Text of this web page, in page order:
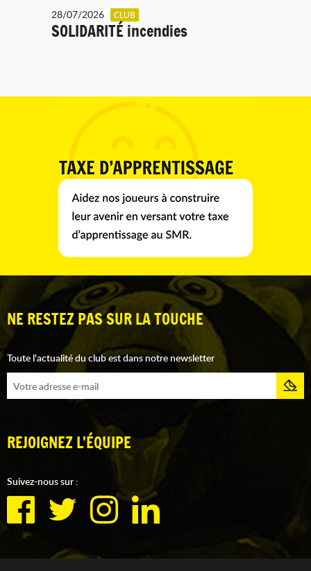
28/07/2026 CLUB
SOLIDARITÉ incendies
NE RESTEZ PAS SUR LA TOUCHE
Toute l'actualité du club est dans notre newsletter
REJOIGNEZ L'ÉQUIPE
Suivez-nous sur :